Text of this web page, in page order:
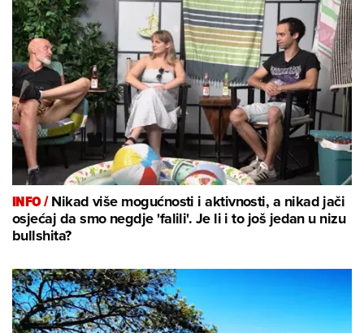
INFO /Nikad više mogućnosti i aktivnosti, a nikad jači
osjećaj da smo negdje 'falili'. Je li i to još jedan u nizu
bullshita?